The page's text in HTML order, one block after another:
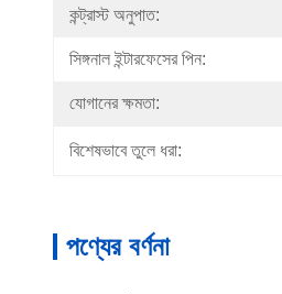
কন্ট্রাস্ট অনুপাত:
সিঙ্গনাল ইন্টারফেসের পিন:
যোগানের ক্ষমতা:
বিশেষভাবে তুলে ধরা:
পণ্যের বর্ণনা